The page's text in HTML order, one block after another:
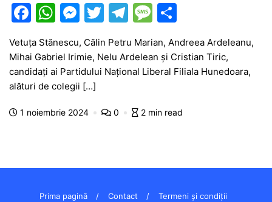
F
c
e
b
o
W
at
s
A
p
M
s
s
e
n
T
itt
er
T
e
gr
m
M
s
s
g
ta
je
z
Vetuța Stănescu, Călin Petru Marian, Andreea Ardeleanu,
Mihai Gabriel Irimie, Nelu Ardelean și Cristian Tiric,
candidați ai Partidului Național Liberal Filiala Hunedoara,
alături de colegii […]
1 noiembrie 2024 0 2 min read
Prima pagină Contact Termeni și condiții